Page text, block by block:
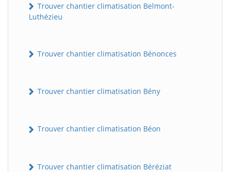
Trouver chantier climatisation Belmont-
Luthézieu
Trouver chantier climatisation Bénonces
Trouver chantier climatisation Bény
Trouver chantier climatisation Béon
Trouver chantier climatisation Béréziat